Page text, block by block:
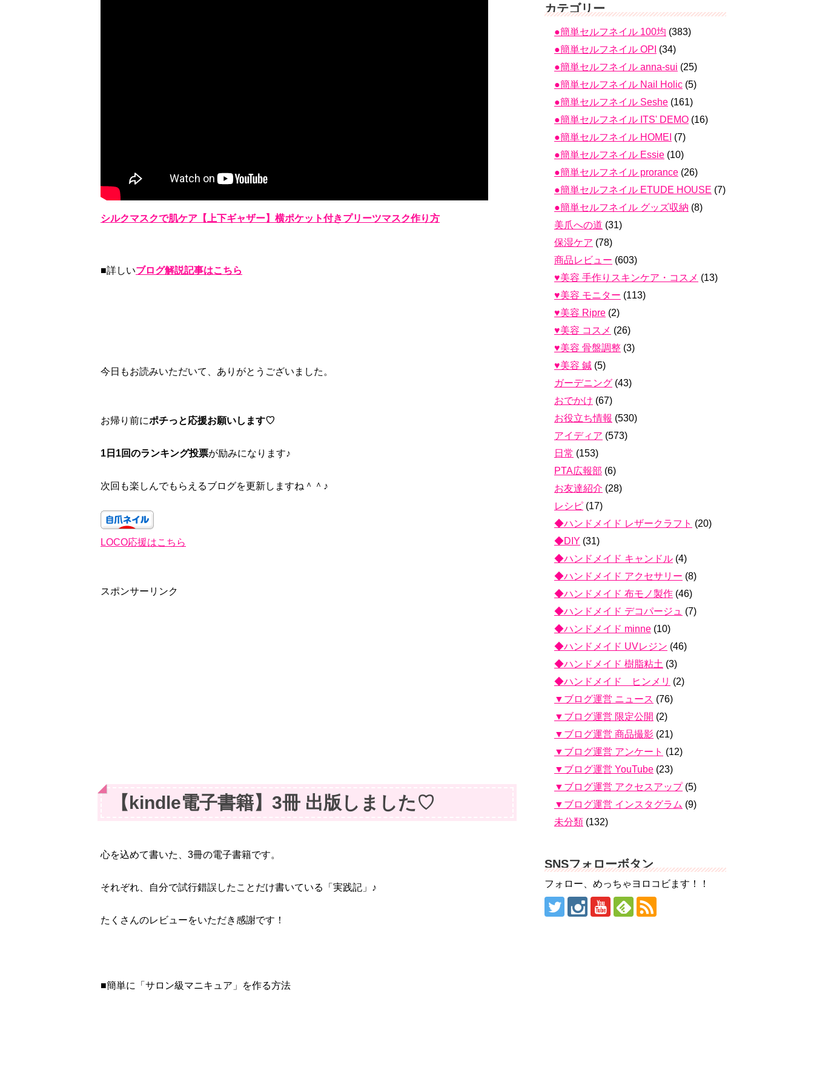
シルクマスクで肌ケア【上下ギャザー】横ポケット付きプリーツマスク作り方
■詳しいブログ解説記事はこちら
今日もお読みいただいて、ありがとうございました。
お帰り前にポチっと応援お願いします♡
1日1回のランキング投票が励みになります♪
次回も楽しんでもらえるブログを更新しますね＾＾♪
LOCO応援はこちら
スポンサーリンク
【kindle電子書籍】3冊 出版しました♡
心を込めて書いた、3冊の電子書籍です。
それぞれ、自分で試行錯誤したことだけ書いている「実践記」♪
たくさんのレビューをいただき感謝です！
■簡単に「サロン級マニキュア」を作る方法
カテゴリー
●簡単セルフネイル 100均 (383)
●簡単セルフネイル OPI (34)
●簡単セルフネイル anna-sui (25)
●簡単セルフネイル Nail Holic (5)
●簡単セルフネイル Seshe (161)
●簡単セルフネイル ITS' DEMO (16)
●簡単セルフネイル HOMEI (7)
●簡単セルフネイル Essie (10)
●簡単セルフネイル prorance (26)
●簡単セルフネイル ETUDE HOUSE (7)
●簡単セルフネイル グッズ収納 (8)
美爪への道 (31)
保湿ケア (78)
商品レビュー (603)
♥美容 手作りスキンケア・コスメ (13)
♥美容 モニター (113)
♥美容 Ripre (2)
♥美容 コスメ (26)
♥美容 骨盤調整 (3)
♥美容 鍼 (5)
ガーデニング (43)
おでかけ (67)
お役立ち情報 (530)
アイディア (573)
日常 (153)
PTA広報部 (6)
お友達紹介 (28)
レシピ (17)
◆ハンドメイド レザークラフト (20)
◆DIY (31)
◆ハンドメイド キャンドル (4)
◆ハンドメイド アクセサリー (8)
◆ハンドメイド 布モノ製作 (46)
◆ハンドメイド デコパージュ (7)
◆ハンドメイド minne (10)
◆ハンドメイド UVレジン (46)
◆ハンドメイド 樹脂粘土 (3)
◆ハンドメイド ヒンメリ (2)
▼ブログ運営 ニュース (76)
▼ブログ運営 限定公開 (2)
▼ブログ運営 商品撮影 (21)
▼ブログ運営 アンケート (12)
▼ブログ運営 YouTube (23)
▼ブログ運営 アクセスアップ(5)
▼ブログ運営 インスタグラム (9)
未分類 (132)
SNSフォローボタン
フォロー、めっちゃヨロコビます！！